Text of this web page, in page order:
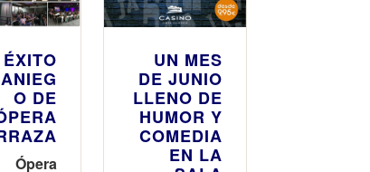
ÉXITO
O DE
Ópera
UN MES
DE JUNIO
LLENO DE
HUMOR Y
COMEDIA
EN LA